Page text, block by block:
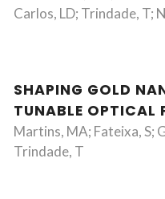
Carlos, LD; Trindade, T;
SHAPING GOLD
TUNABLE OPTICAL
Martins, MA; Fateixa, S;
Trindade, T